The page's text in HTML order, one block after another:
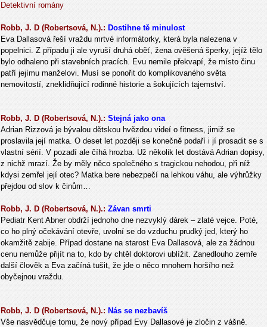
Detektivní romány
Robb, J. D (Robertsová, N.).: Dostihne tě minulost
Eva Dallasová řeší vraždu mrtvé informátorky, která byla nalezena v
popelnici. Z případu ji ale vyruší druhá oběť, žena ověšená šperky, jejíž tělo
bylo odhaleno při stavebních pracích. Evu nemile překvapí, že místo činu
patří jejímu manželovi. Musí se ponořit do komplikovaného světa
nemovitostí, zneklidňující rodinné historie a šokujících tajemství.
Robb, J. D (Robertsová, N.).: Stejná jako ona
Adrian Rizzová je bývalou dětskou hvězdou videí o fitness, jimiž se
proslavila její matka. O deset let později se konečně podaří i jí prosadit se s
vlastní sérií. V pozadí ale číhá hrozba. Už několik let dostává Adrian dopisy,
z nichž mrazí. Že by měly něco společného s tragickou nehodou, při níž
kdysi zemřel její otec? Matka bere nebezpečí na lehkou váhu, ale výhrůžky
přejdou od slov k činům…
Robb, J. D (Robertsová, N.).: Závan smrti
Pediatr Kent Abner obdrží jednoho dne nezvyklý dárek – zlaté vejce. Poté,
co ho plný očekávání otevře, uvolní se do vzduchu prudký jed, který ho
okamžitě zabije. Případ dostane na starost Eva Dallasová, ale za žádnou
cenu nemůže přijít na to, kdo by chtěl doktorovi ublížit. Zanedlouho zemře
další člověk a Eva začíná tušit, že jde o něco mnohem horšího než
obyčejnou vraždu.
Robb, J. D (Robertsová, N.).: Nás se nezbavíš
Vše nasvědčuje tomu, že nový případ Evy Dallasové je zločin z vášně.